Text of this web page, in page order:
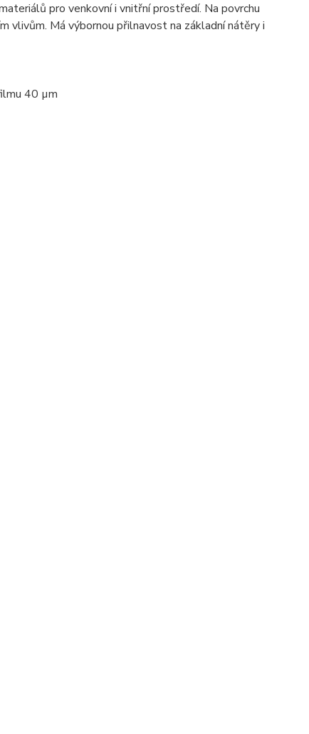
pro venkovní i vnitřní prostředí. Na povrchu
vlivům. Má výbornou přilnavost na základní nátěry i
40 µm